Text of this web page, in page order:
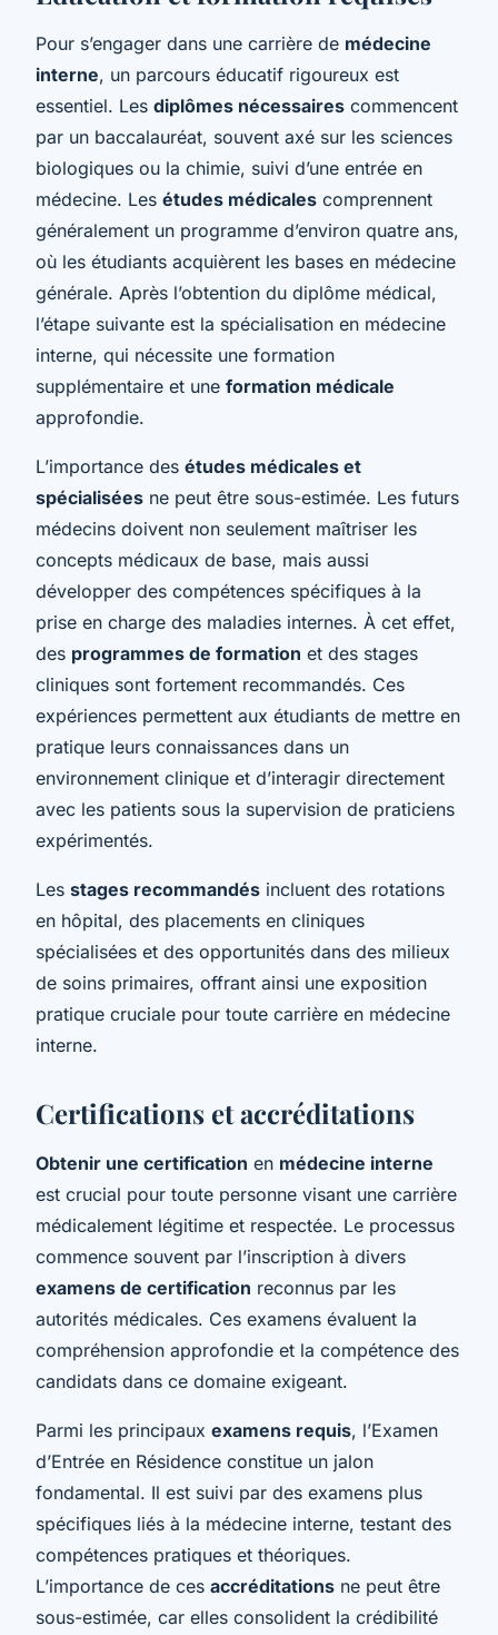
Pour s’engager dans une carrière de médecine
interne, un parcours éducatif rigoureux est
essentiel. Les diplômes nécessaires commencent
par un baccalauréat, souvent axé sur les sciences
biologiques ou la chimie, suivi d’une entrée en
médecine. Les études médicales comprennent
généralement un programme d’environ quatre ans,
où les étudiants acquièrent les bases en médecine
générale. Après l’obtention du diplôme médical,
l’étape suivante est la spécialisation en médecine
interne, qui nécessite une formation
supplémentaire et une formation médicale
approfondie.
L’importance des études médicales et
spécialisées ne peut être sous-estimée. Les futurs
médecins doivent non seulement maîtriser les
concepts médicaux de base, mais aussi
développer des compétences spécifiques à la
prise en charge des maladies internes. À cet effet,
des programmes de formation et des stages
cliniques sont fortement recommandés. Ces
expériences permettent aux étudiants de mettre en
pratique leurs connaissances dans un
environnement clinique et d’interagir directement
avec les patients sous la supervision de praticiens
expérimentés.
Les stages recommandés incluent des rotations
en hôpital, des placements en cliniques
spécialisées et des opportunités dans des milieux
de soins primaires, offrant ainsi une exposition
pratique cruciale pour toute carrière en médecine
interne.
Certifications et accréditations
Obtenir une certification en médecine interne
est crucial pour toute personne visant une carrière
médicalement légitime et respectée. Le processus
commence souvent par l’inscription à divers
examens de certification reconnus par les
autorités médicales. Ces examens évaluent la
compréhension approfondie et la compétence des
candidats dans ce domaine exigeant.
Parmi les principaux examens requis, l’Examen
d’Entrée en Résidence constitue un jalon
fondamental. Il est suivi par des examens plus
spécifiques liés à la médecine interne, testant des
compétences pratiques et théoriques.
L’importance de ces accréditations ne peut être
sous-estimée, car elles consolident la crédibilité